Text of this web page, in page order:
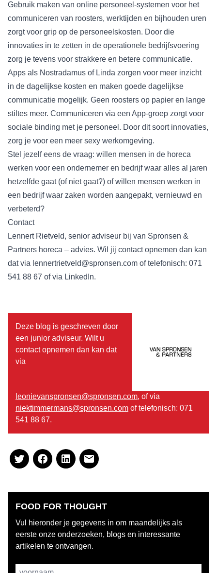
Gebruik maken van online personeel-systemen voor het
communiceren van roosters, werktijden en bijhouden uren
zorgt voor grip op de personeelskosten. Door die
innovaties in te zetten in de operationele bedrijfsvoering
zorg je tevens voor strakkere en betere communicatie.
Apps als Nostradamus of Linda zorgen voor meer inzicht
in de dagelijkse kosten en maken goede dagelijkse
communicatie mogelijk. Geen roosters op papier en lange
stiltes meer. Communiceren via een App-groep zorgt voor
sociale binding met je personeel. Door dit soort innovaties,
zorg je voor een meer sexy werkomgeving.
Stel jezelf eens de vraag: willen mensen in de horeca
werken voor een ondernemer en bedrijf waar alles al jaren
hetzelfde gaat (of niet gaat?) of willen mensen werken in
een bedrijf waar zaken worden aangepakt, vernieuwd en
verbeterd?
Contact
Lennert Rietveld, senior adviseur bij van Spronsen &
Partners horeca – advies. Wil jij contact opnemen dan kan
dat via lennertrietveld@spronsen.com of telefonisch: 071
541 88 67 of via LinkedIn.
Deze blog is geschreven door
een junior adviseur. Wilt u
contact opnemen dan kan dat
via
leonievanspronsen@spronsen.com, of via
niektimmermans@spronsen.com of telefonisch: 071
541 88 67.
FOOD FOR THOUGHT
Vul hieronder je gegevens in om maandelijks als
eerste onze onderzoeken, blogs en interessante
artikelen te ontvangen.
Username